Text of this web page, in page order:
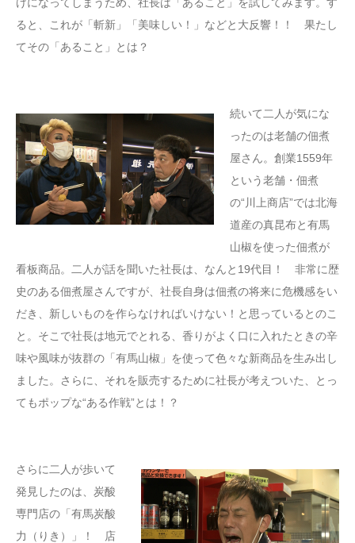
ると、これが「斬新」「美味しい！」などと大反響！！ 果たし
てその「あること」とは？
続いて二人が気にな
ったのは老舗の佃煮
屋さん。創業1559年
という老舗・佃煮
の“川上商店”では北海
道産の真昆布と有馬
山椒を使った佃煮が
看板商品。二人が話を聞いた社長は、なんと19代目！ 非常に歴
史のある佃煮屋さんですが、社長自身は佃煮の将来に危機感をい
だき、新しいものを作らなければいけない！と思っているとのこ
と。そこで社長は地元でとれる、香りがよく口に入れたときの辛
味や風味が抜群の「有馬山椒」を使って色々な新商品を生み出し
ました。さらに、それを販売するために社長が考えついた、とっ
てもポップな“ある作戦”とは！？
さらに二人が歩いて
発見したのは、炭酸
専門店の「有馬炭酸
力（りき）」！ 店